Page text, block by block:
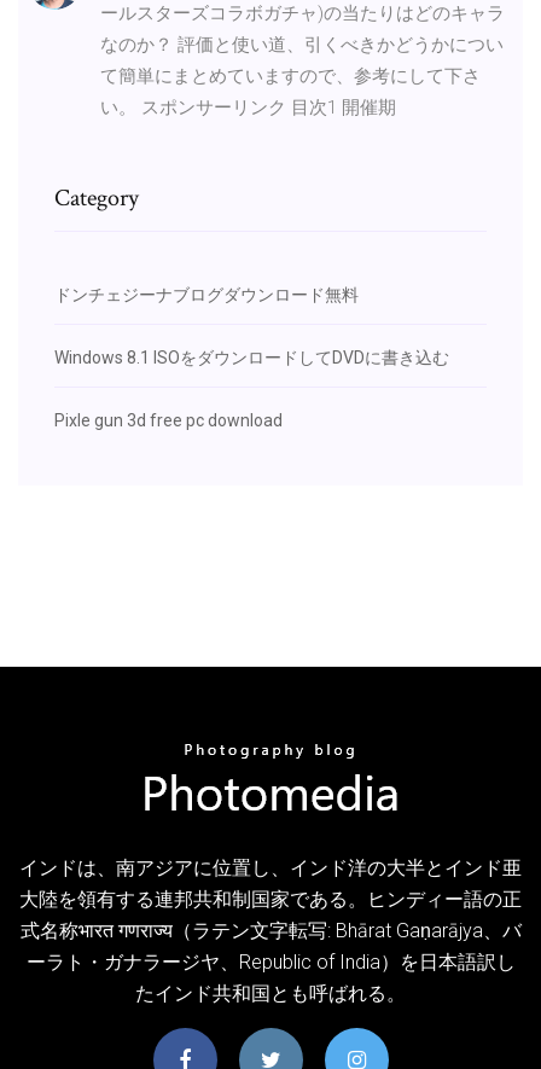
ールスターズコラボガチャ)の当たりはどのキャラ
なのか？ 評価と使い道、引くべきかどうかについ
て簡単にまとめていますので、参考にして下さ
い。 スポンサーリンク 目次1 開催期
Category
ドンチェジーナブログダウンロード無料
Windows 8.1 ISOをダウンロードしてDVDに書き込む
Pixle gun 3d free pc download
インドは、南アジアに位置し、インド洋の大半とインド亜
大陸を領有する連邦共和制国家である。ヒンディー語の正
式名称भारत गणराज्य（ラテン文字転写: Bhārat Gaṇarājya、バ
ーラト・ガナラージヤ、Republic of India）を日本語訳し
たインド共和国とも呼ばれる。